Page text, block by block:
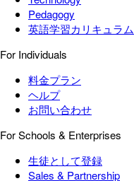
Pedagogy
英語学習カリキュラム
For Individuals
料金プラン
ヘルプ
お問い合わせ
For Schools & Enterprises
生徒として登録
Sales & Partnership